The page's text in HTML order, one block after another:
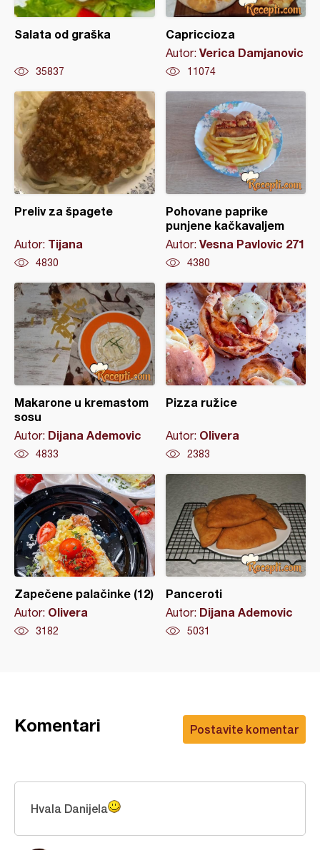
Salata od graška
35837
Capriccioza
Autor: Verica Damjanovic
11074
Preliv za špagete
Autor: Tijana
4830
Pohovane paprike
punjene kačkavaljem
Autor: Vesna Pavlovic 271
4380
Makarone u kremastom
sosu
Autor: Dijana Ademovic
4833
Pizza ružice
Autor: Olivera
2383
Zapečene palačinke (12)
Autor: Olivera
3182
Panceroti
Autor: Dijana Ademovic
5031
Postavite komentar
Komentari
Hvala Danijela